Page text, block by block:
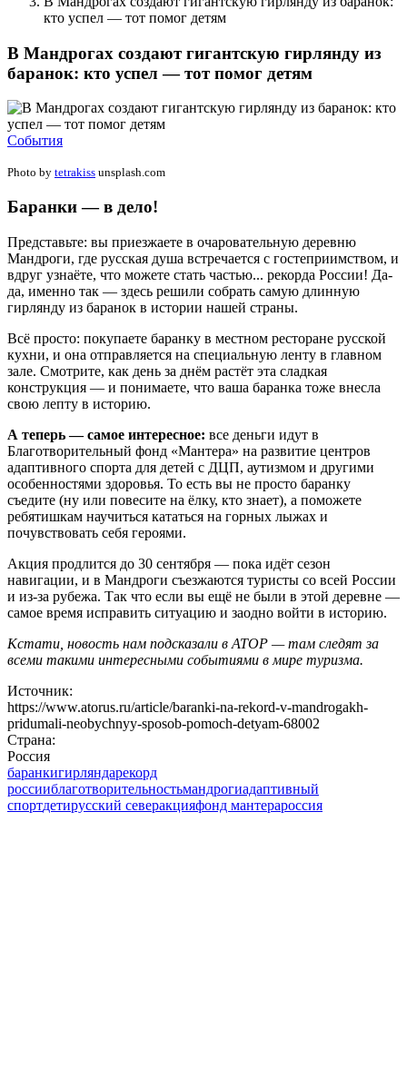
кто успел — тот помог детям
В Мандрогах создают гигантскую гирлянду из
баранок: кто успел — тот помог детям
События
Photo by tetrakiss unsplash.com
Баранки — в дело!
Представьте: вы приезжаете в очаровательную деревню
Мандроги, где русская душа встречается с гостеприимством, и
вдруг узнаёте, что можете стать частью... рекорда России! Да-
да, именно так — здесь решили собрать самую длинную
гирлянду из баранок в истории нашей страны.
Всё просто: покупаете баранку в местном ресторане русской
кухни, и она отправляется на специальную ленту в главном
зале. Смотрите, как день за днём растёт эта сладкая
конструкция — и понимаете, что ваша баранка тоже внесла
свою лепту в историю.
А теперь — самое интересное: все деньги идут в
Благотворительный фонд «Мантера» на развитие центров
адаптивного спорта для детей с ДЦП, аутизмом и другими
особенностями здоровья. То есть вы не просто баранку
съедите (ну или повесите на ёлку, кто знает), а поможете
ребятишкам научиться кататься на горных лыжах и
почувствовать себя героями.
Акция продлится до 30 сентября — пока идёт сезон
навигации, и в Мандроги съезжаются туристы со всей России
и из-за рубежа. Так что если вы ещё не были в этой деревне —
самое время исправить ситуацию и заодно войти в историю.
Кстати, новость нам подсказали в АТОР — там следят за
всеми такими интересными событиями в мире туризма.
Источник:
https://www.atorus.ru/article/baranki-na-rekord-v-mandrogakh-
pridumali-neobychnyy-sposob-pomoch-detyam-68002
Страна:
Россия
баранкигирляндарекорд
россииблаготворительностьмандрогиадаптивный
спортдетирусский северакцияфонд мантерароссия